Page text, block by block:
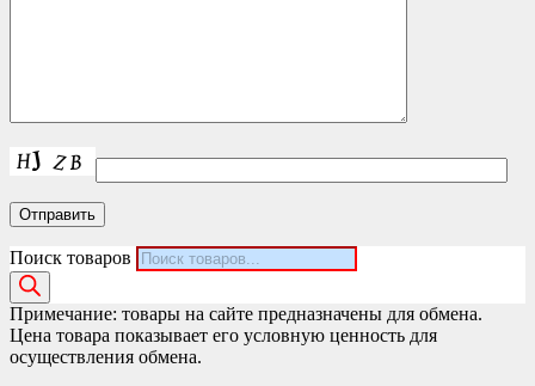
Поиск товаров
Примечание: товары на сайте предназначены для обмена.
Цена товара показывает его условную ценность для
осуществления обмена.